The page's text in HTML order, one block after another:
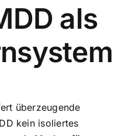
als
überzeugende
kein isoliertes